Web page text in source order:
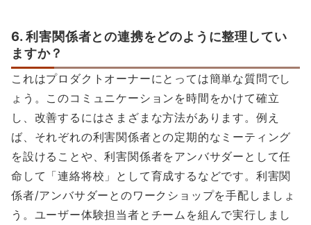
6. 利害関係者との連携をどのように整理してい
ますか？
これはプロダクトオーナーにとっては簡単な質問でし
ょう。このコミュニケーションを時間をかけて確立
し、改善するにはさまざまな方法があります。例え
ば、それぞれの利害関係者との定期的なミーティング
を設けることや、利害関係者をアンバサダーとして任
命して「連絡将校」として育成するなどです。利害関
係者/アンバサダーとのワークショップを手配しましょ
う。ユーザー体験担当者とチームを組んで実行しまし